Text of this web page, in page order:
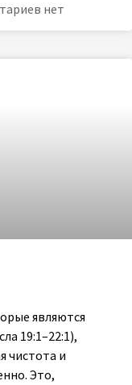
нет
являются
19:1–22:1),
чистота и
Это,